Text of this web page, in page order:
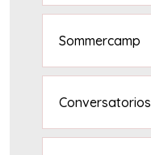
Sommercamp
Conversatorios